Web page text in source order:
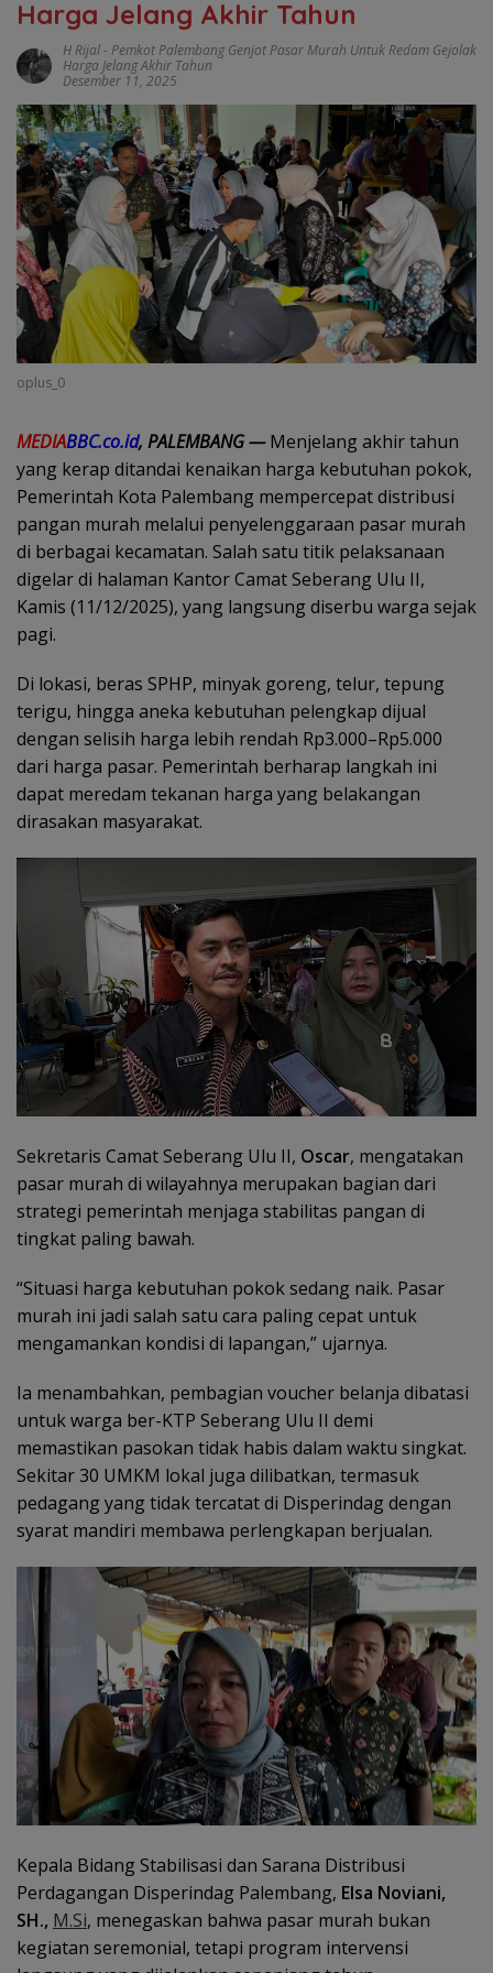
Harga Jelang Akhir Tahun
H Rijal- Pemkot Palembang Genjot Pasar Murah Untuk Redam Gejolak
Harga Jelang Akhir Tahun
Desember 11, 2025
oplus_0
MEDIABBC.co.id, PALEMBANG —Menjelang akhir tahun
yang kerap ditandai kenaikan harga kebutuhan pokok,
Pemerintah Kota Palembang mempercepat distribusi
pangan murah melalui penyelenggaraan pasar murah
di berbagai kecamatan. Salah satu titik pelaksanaan
digelar di halaman Kantor Camat Seberang Ulu II,
Kamis (11/12/2025), yang langsung diserbu warga sejak
pagi.
Di lokasi, beras SPHP, minyak goreng, telur, tepung
terigu, hingga aneka kebutuhan pelengkap dijual
dengan selisih harga lebih rendah Rp3.000–Rp5.000
dari harga pasar. Pemerintah berharap langkah ini
dapat meredam tekanan harga yang belakangan
dirasakan masyarakat.
Sekretaris Camat Seberang Ulu II, Oscar, mengatakan
pasar murah di wilayahnya merupakan bagian dari
strategi pemerintah menjaga stabilitas pangan di
tingkat paling bawah.
“Situasi harga kebutuhan pokok sedang naik. Pasar
murah ini jadi salah satu cara paling cepat untuk
mengamankan kondisi di lapangan,” ujarnya.
Ia menambahkan, pembagian voucher belanja dibatasi
untuk warga ber-KTP Seberang Ulu II demi
memastikan pasokan tidak habis dalam waktu singkat.
Sekitar 30 UMKM lokal juga dilibatkan, termasuk
pedagang yang tidak tercatat di Disperindag dengan
syarat mandiri membawa perlengkapan berjualan.
Kepala Bidang Stabilisasi dan Sarana Distribusi
Perdagangan Disperindag Palembang, Elsa Noviani,
SH., M.Si, menegaskan bahwa pasar murah bukan
kegiatan seremonial, tetapi program intervensi